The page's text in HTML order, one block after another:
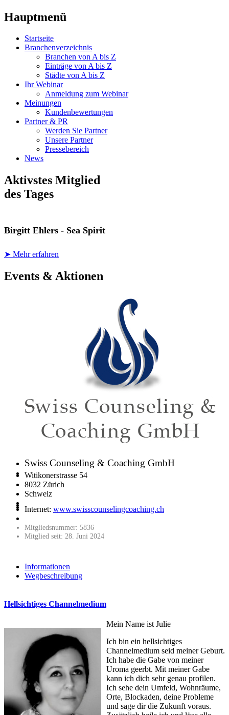
Hauptmenü
Startseite
Branchenverzeichnis
Branchen von A bis Z
Einträge von A bis Z
Städte von A bis Z
Ihr Webinar
Anmeldung zum Webinar
Meinungen
Kundenbewertungen
Partner & PR
Werden Sie Partner
Unsere Partner
Pressebereich
News
Aktivstes Mitglied
des Tages
Birgitt Ehlers - Sea Spirit
➤ Mehr erfahren
Events & Aktionen
Swiss Counseling & Coaching GmbH
Witikonerstrasse 54
8032 Zürich
Schweiz
Internet: www.swisscounselingcoaching.ch
Mitgliedsnummer: 5836
Mitglied seit: 28. Juni 2024
Informationen
Wegbeschreibung
Hellsichtiges Channelmedium
Mein Name ist Julie
Ich bin ein hellsichtiges
Channelmedium seid meiner Geburt.
Ich habe die Gabe von meiner
Uroma geerbt. Mit meiner Gabe
kann ich dich sehr genau profilen.
Ich sehe dein Umfeld, Wohnräume,
Orte, Blockaden, deine Probleme
und sage dir die Zukunft voraus.